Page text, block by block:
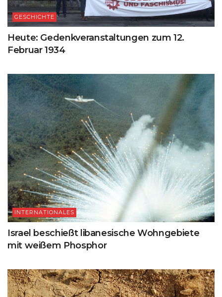
GESCHICHTE
Heute: Gedenkveranstaltungen zum 12.
Februar 1934
INTERNATIONALES
Israel beschießt libanesische Wohngebiete
mit weißem Phosphor